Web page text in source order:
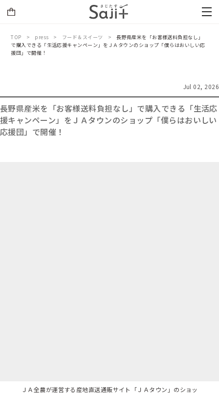
TOP press フード＆スイーツ
長野県産米を「お客様送料負担なし」
で購入できる「生活応援キャンペーン」をＪＡタウンのショップ「僕らはおいしい応
援団」で開催！
Jul 02, 2026
長野県産米を「お客様送料負担なし」で購入できる「生活応
援キャンペーン」をＪＡタウンのショップ「僕らはおいしい
応援団」で開催！
ＪＡ全農が運営する産地直送通販サイト「ＪＡタウン」のショッ